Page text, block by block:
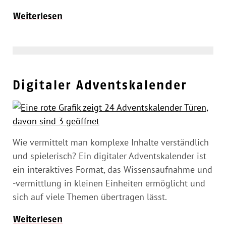
Weiterlesen
Digitaler Adventskalender
Wie vermittelt man komplexe Inhalte verständlich
und spielerisch? Ein digitaler Adventskalender ist
ein interaktives Format, das Wissensaufnahme und
-vermittlung in kleinen Einheiten ermöglicht und
sich auf viele Themen übertragen lässt.
Weiterlesen